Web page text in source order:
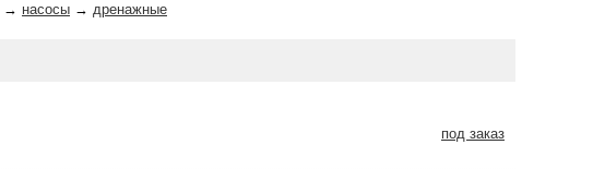
→ насосы → дренажные
под заказ